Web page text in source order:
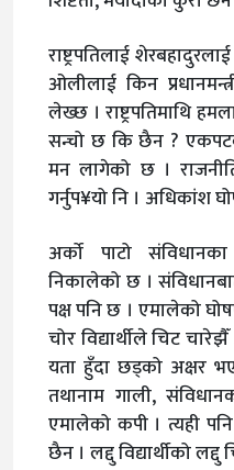
राष्ट्रपतिलाई
ओलीलाई किन
लेख्छ । राष्ट्रपतिमाथि
सन्चो छ कि छैन ?
मन लागेको छ ।
गर्नुप¥यो नि । अधिकांश
अर्को पाटो
निकालेको छ ।
पक्ष पनि छ । एमालेको
चोर विद्यार्थीले चिट
यता हुँदा छड्को अक्षर
तथानाम गाली,
एमालेको कपी । त्यही
छैन । लद्दु विद्यार्थीको लद्दु